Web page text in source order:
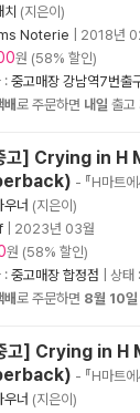
(지은이)
Noterie
2018년
원 (58% 할인)
:중고매장 강남역7번출
배로 주문하면 내일 출고
고] Crying in H
- 『H마트에
우너 (지은이)
2023년 03월
원 (58% 할인)
:중고매장 합정점 | 상태 :
배로 주문하면 8월 10일
고] Crying in H
- 『H마트에
우너 (지은이)